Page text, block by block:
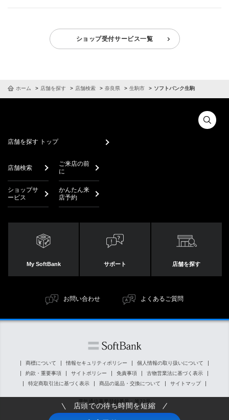
店頭での待ち時間を短縮
ショップ受付サービス一覧
ホーム 店舗を探す 店舗検索 奈良県 生駒市 ソフトバンク生駒
店舗を探す トップ
店舗検索
ご来店の前
に
ショップサ
ービス
かんたん来
店予約
My SoftBank サポート 店舗を探す
お問い合わせ よくあるご質問
商標について 情報セキュリティポリシー
個人情報の取り扱いについて
約款・重要事項
サイトポリシー 免責事項
古物営業法に基づく表示
特定商取引法に基づく表示
商品の返品・交換について サイトマップ
電気通信事業登録番号：第72号